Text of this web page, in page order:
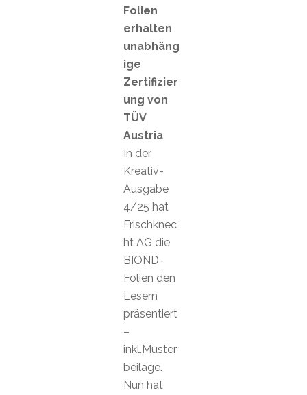
Folien
erhalten
unabhäng
ige
Zertifizier
ung von
TÜV
Austria
In der
Kreativ-
Ausgabe
4/25 hat
Frischknec
ht AG die
BIOND-
Folien den
Lesern
präsentiert
–
inkl.Muster
beilage.
Nun hat